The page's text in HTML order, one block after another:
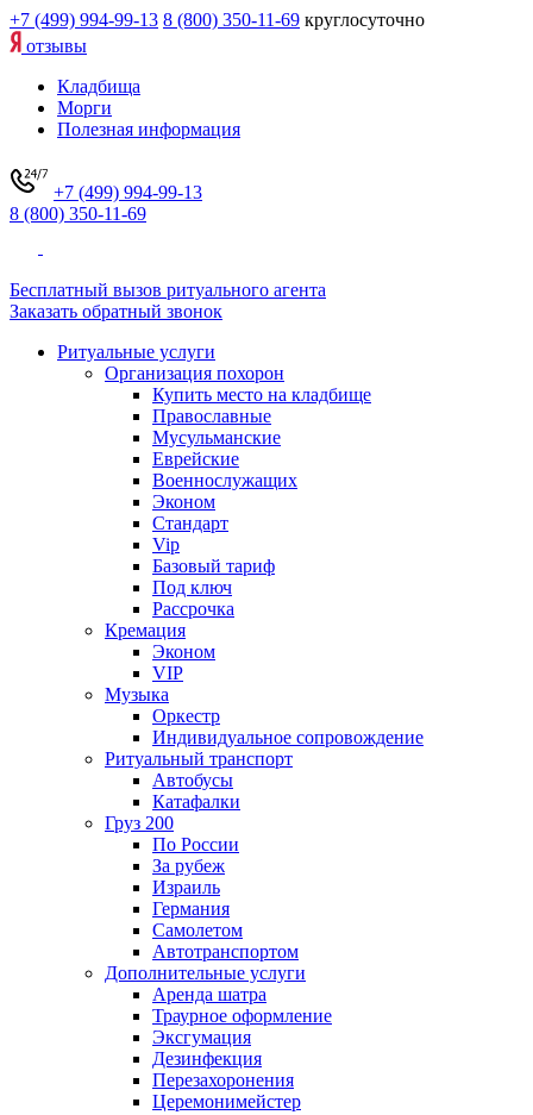
+7 (499) 994-99-13 8 (800) 350-11-69 круглосуточно
отзывы
Кладбища
Морги
Полезная информация
+7 (499) 994-99-13
8 (800) 350-11-69
Бесплатный вызов ритуального агента
Заказать обратный звонок
Ритуальные услуги
Организация похорон
Купить место на кладбище
Православные
Мусульманские
Еврейские
Военнослужащих
Эконом
Стандарт
Vip
Базовый тариф
Под ключ
Рассрочка
Кремация
Эконом
VIP
Музыка
Оркестр
Индивидуальное сопровождение
Ритуальный транспорт
Автобусы
Катафалки
Груз 200
По России
За рубеж
Израиль
Германия
Самолетом
Автотранспортом
Дополнительные услуги
Аренда шатра
Траурное оформление
Эксгумация
Дезинфекция
Перезахоронения
Церемонимейстер